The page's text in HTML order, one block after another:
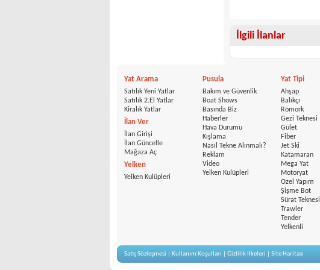
İlgili İlanlar
Yat Arama
Satılık Yeni Yatlar
Satılık 2.El Yatlar
Kiralık Yatlar
İlan Ver
İlan Girişi
İlan Güncelle
Mağaza Aç
Yelken
Yelken Kulüpleri
Pusula
Bakım ve Güvenlik
Boat Shows
Basında Biz
Haberler
Hava Durumu
Kışlama
Nasıl Tekne Alınmalı?
Reklam
Video
Yelken Kulüpleri
Yat Tipi
Ahşap
Balıkçı
Römork
Gezi Teknesi
Gulet
Fiber
Jet Ski
Katamaran
Mega Yat
Motoryat
Özel Yapım
Şişme Bot
Sürat Teknesi
Trawler
Tender
Yelkenli
Satış Sözleşmesi Kullanım Koşulları Gizlilik İlkeleri Site Haritası